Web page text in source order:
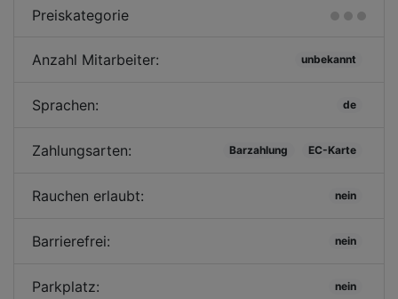
Preiskategorie
Anzahl Mitarbeiter: unbekannt
Sprachen: de
Zahlungsarten: Barzahlung EC-Karte
Rauchen erlaubt: nein
Barrierefrei: nein
Parkplatz: nein